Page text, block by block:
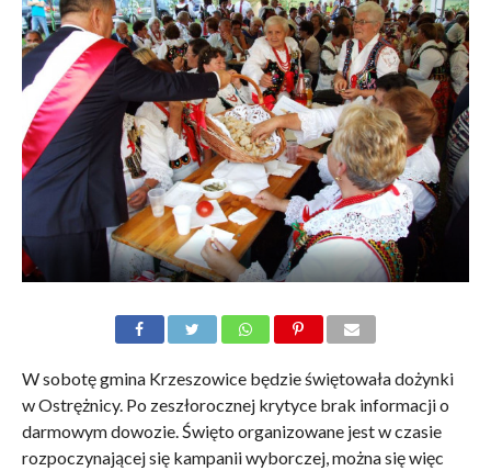
W sobotę gmina Krzeszowice będzie świętowała dożynki
w Ostrężnicy. Po zeszłorocznej krytyce brak informacji o
darmowym dowozie. Święto organizowane jest w czasie
rozpoczynającej się kampanii wyborczej, można się więc